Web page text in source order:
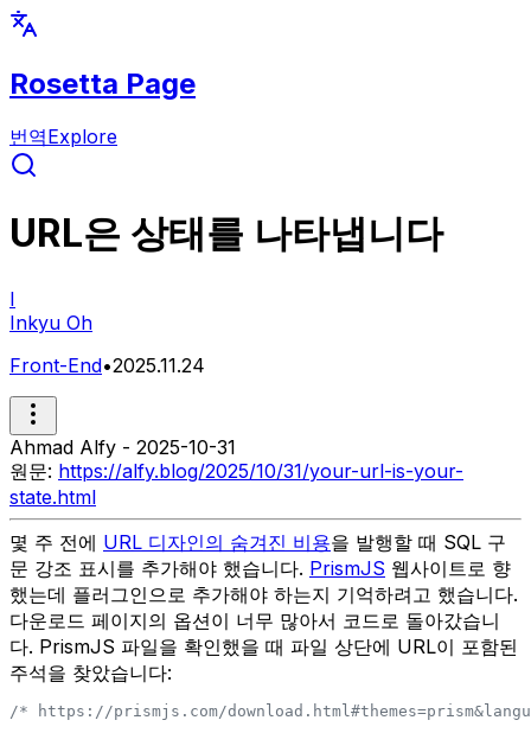
Rosetta Page
번역Explore
URL은 상태를 나타냅니다
I
Inkyu Oh
Front-End•2025.11.24
Ahmad Alfy - 2025-10-31
원문: https://alfy.blog/2025/10/31/your-url-is-your-
state.html
몇 주 전에 URL 디자인의 숨겨진 비용을 발행할 때 SQL 구
문 강조 표시를 추가해야 했습니다. PrismJS 웹사이트로 향
했는데 플러그인으로 추가해야 하는지 기억하려고 했습니다.
다운로드 페이지의 옵션이 너무 많아서 코드로 돌아갔습니
다. PrismJS 파일을 확인했을 때 파일 상단에 URL이 포함된
주석을 찾았습니다:
/* https://prismjs.com/